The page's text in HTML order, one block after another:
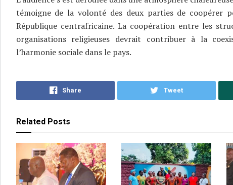
témoigne de la volonté des deux parties de coopérer
République centrafricaine. La coopération entre les
organisations religieuses devrait contribuer à la
l’harmonie sociale dans le pays.
Share Tweet
Related Posts